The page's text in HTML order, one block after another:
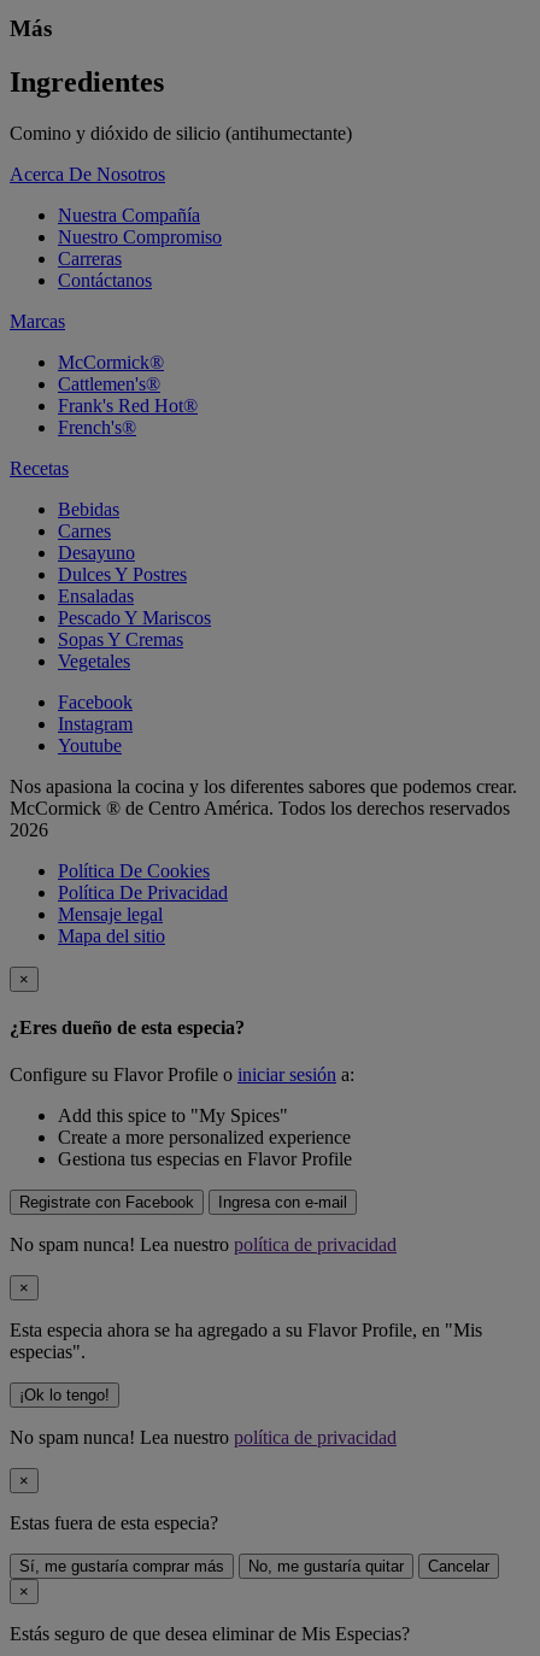
Más
Ingredientes
Comino y dióxido de silicio (antihumectante)
Acerca De Nosotros
Nuestra Compañía
Nuestro Compromiso
Carreras
Contáctanos
Marcas
McCormick®
Cattlemen's®
Frank's Red Hot®
French's®
Recetas
Bebidas
Carnes
Desayuno
Dulces Y Postres
Ensaladas
Pescado Y Mariscos
Sopas Y Cremas
Vegetales
Facebook
Instagram
Youtube
Nos apasiona la cocina y los diferentes sabores que podemos crear.
McCormick ® de Centro América. Todos los derechos reservados
2026
Política De Cookies
Política De Privacidad
Mensaje legal
Mapa del sitio
×
¿Eres dueño de esta especia?
Configure su Flavor Profile o iniciar sesión a:
Add this spice to "My Spices"
Create a more personalized experience
Gestiona tus especias en Flavor Profile
Registrate con Facebook Ingresa con e-mail
No spam nunca! Lea nuestro política de privacidad
×
Esta especia ahora se ha agregado a su Flavor Profile, en "Mis
especias".
¡Ok lo tengo!
No spam nunca! Lea nuestro política de privacidad
×
Estas fuera de esta especia?
Sí, me gustaría comprar más No, me gustaría quitar
Cancelar
×
Estás seguro de que desea eliminarde Mis Especias?